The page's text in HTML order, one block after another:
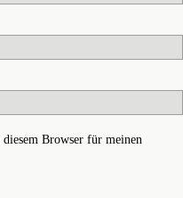
Browser für meinen